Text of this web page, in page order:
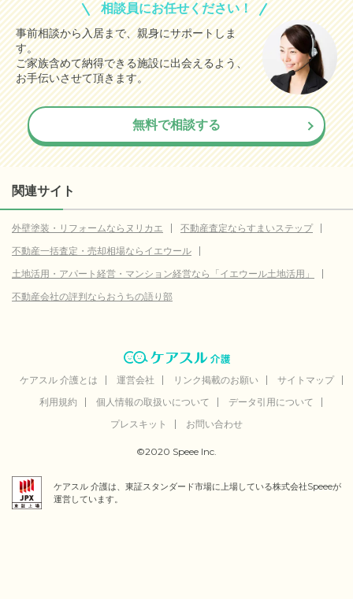
相談員にお任せください！
事前相談から入居まで、親身にサポートしま
す。
ご家族含めて納得できる施設に出会えるよう、
お手伝いさせて頂きます。
無料で相談する
関連サイト
外壁塗装・リフォームならヌリカエ
不動産査定ならすまいステップ
不動産一括査定・売却相場ならイエウール
土地活用・アパート経営・マンション経営なら「イエウール土地活用」
不動産会社の評判ならおうちの語り部
ケアスル 介護とは 運営会社 リンク掲載のお願い
サイトマップ
利用規約
個人情報の取扱いについて
データ引用について
プレスキット
お問い合わせ
©2020 Speee Inc.
ケアスル 介護は、東証スタンダード市場に上場している株式会社Speeeが
運営しています。